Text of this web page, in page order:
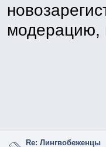
модерацию,
Re: Лингвобеженцы